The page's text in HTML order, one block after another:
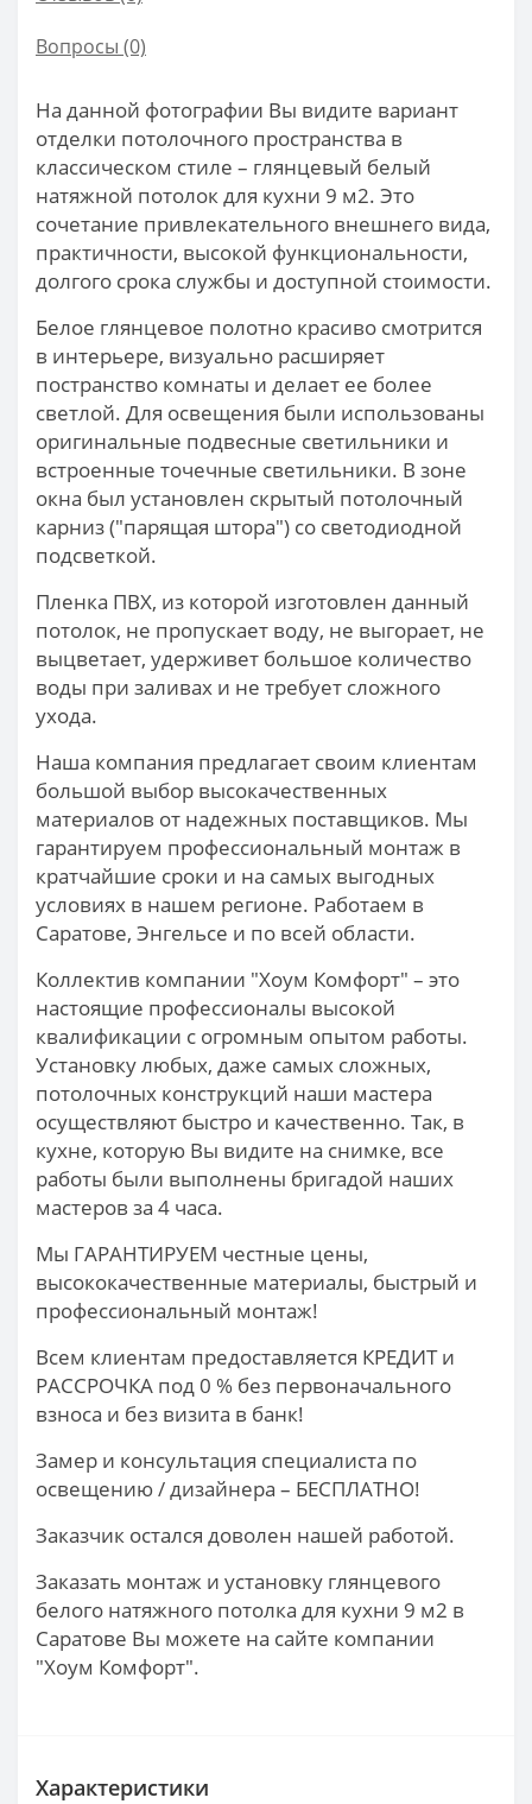
Вопросы (0)
На данной фотографии Вы видите вариант
отделки потолочного пространства в
классическом стиле – глянцевый белый
натяжной потолок для кухни 9 м2. Это
сочетание привлекательного внешнего вида,
практичности, высокой функциональности,
долгого срока службы и доступной стоимости.
Белое глянцевое полотно красиво смотрится
в интерьере, визуально расширяет
постранство комнаты и делает ее более
светлой. Для освещения были использованы
оригинальные подвесные светильники и
встроенные точечные светильники. В зоне
окна был установлен скрытый потолочный
карниз ("парящая штора") со светодиодной
подсветкой.
Пленка ПВХ, из которой изготовлен данный
потолок, не пропускает воду, не выгорает, не
выцветает, удерживет большое количество
воды при заливах и не требует сложного
ухода.
Наша компания предлагает своим клиентам
большой выбор высокачественных
материалов от надежных поставщиков. Мы
гарантируем профессиональный монтаж в
кратчайшие сроки и на самых выгодных
условиях в нашем регионе. Работаем в
Саратове, Энгельсе и по всей области.
Коллектив компании "Хоум Комфорт" – это
настоящие профессионалы высокой
квалификации с огромным опытом работы.
Установку любых, даже самых сложных,
потолочных конструкций наши мастера
осуществляют быстро и качественно. Так, в
кухне, которую Вы видите на снимке, все
работы были выполнены бригадой наших
мастеров за 4 часа.
Мы ГАРАНТИРУЕМ честные цены,
высококачественные материалы, быстрый и
профессиональный монтаж!
Всем клиентам предоставляется КРЕДИТ и
РАССРОЧКА под 0 % без первоначального
взноса и без визита в банк!
Замер и консультация специалиста по
освещению / дизайнера – БЕСПЛАТНО!
Заказчик остался доволен нашей работой.
Заказать монтаж и установку глянцевого
белого натяжного потолка для кухни 9 м2 в
Саратове Вы можете на сайте компании
"Хоум Комфорт".
Характеристики